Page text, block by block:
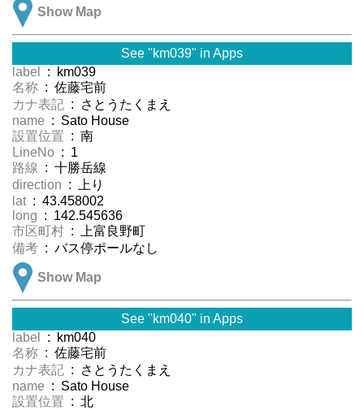
Show Map
See "km039" in Apps
label
: km039
名称 : 佐藤宅前
カナ表記 : さとうたくまえ
name : Sato House
設置位置 : 南
LineNo : 1
路線 : 十勝岳線
direction : 上り
lat : 43.458002
long : 142.545636
市区町村 : 上富良野町
備考 : バス停ポールなし
Show Map
See "km040" in Apps
label
: km040
名称 : 佐藤宅前
カナ表記 : さとうたくまえ
name : Sato House
設置位置 : 北